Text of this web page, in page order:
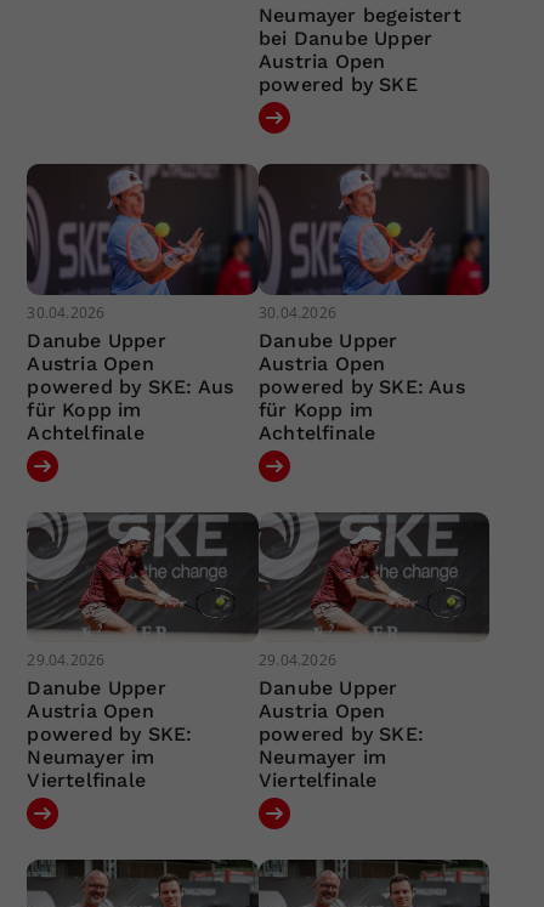
Neumayer begeistert
bei Danube Upper
Austria Open
powered by SKE
30.04.2026
Danube Upper
Austria Open
powered by SKE: Aus
für Kopp im
Achtelfinale
30.04.2026
Danube Upper
Austria Open
powered by SKE: Aus
für Kopp im
Achtelfinale
29.04.2026
Danube Upper
Austria Open
powered by SKE:
Neumayer im
Viertelfinale
29.04.2026
Danube Upper
Austria Open
powered by SKE:
Neumayer im
Viertelfinale